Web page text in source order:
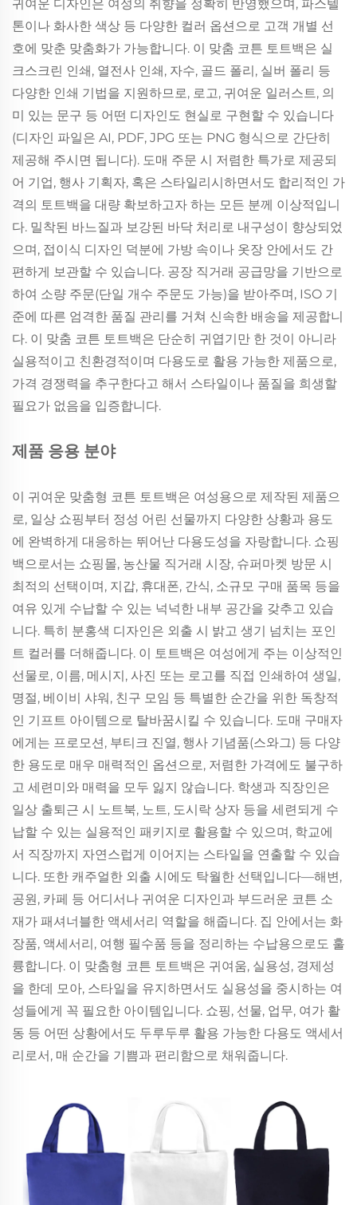
귀여운 디자인은 여성의 취향을 정확히 반영했으며, 파스텔
톤이나 화사한 색상 등 다양한 컬러 옵션으로 고객 개별 선
호에 맞춘 맞춤화가 가능합니다. 이 맞춤 코튼 토트백은 실
크스크린 인쇄, 열전사 인쇄, 자수, 골드 폴리, 실버 폴리 등
다양한 인쇄 기법을 지원하므로, 로고, 귀여운 일러스트, 의
미 있는 문구 등 어떤 디자인도 현실로 구현할 수 있습니다
(디자인 파일은 AI, PDF, JPG 또는 PNG 형식으로 간단히
제공해 주시면 됩니다). 도매 주문 시 저렴한 특가로 제공되
어 기업, 행사 기획자, 혹은 스타일리시하면서도 합리적인 가
격의 토트백을 대량 확보하고자 하는 모든 분께 이상적입니
다. 밀착된 바느질과 보강된 바닥 처리로 내구성이 향상되었
으며, 접이식 디자인 덕분에 가방 속이나 옷장 안에서도 간
편하게 보관할 수 있습니다. 공장 직거래 공급망을 기반으로
하여 소량 주문(단일 개수 주문도 가능)을 받아주며, ISO 기
준에 따른 엄격한 품질 관리를 거쳐 신속한 배송을 제공합니
다. 이 맞춤 코튼 토트백은 단순히 귀엽기만 한 것이 아니라
실용적이고 친환경적이며 다용도로 활용 가능한 제품으로,
가격 경쟁력을 추구한다고 해서 스타일이나 품질을 희생할
필요가 없음을 입증합니다.
제품 응용 분야
이 귀여운 맞춤형 코튼 토트백은 여성용으로 제작된 제품으
로, 일상 쇼핑부터 정성 어린 선물까지 다양한 상황과 용도
에 완벽하게 대응하는 뛰어난 다용도성을 자랑합니다. 쇼핑
백으로서는 쇼핑몰, 농산물 직거래 시장, 슈퍼마켓 방문 시
최적의 선택이며, 지갑, 휴대폰, 간식, 소규모 구매 품목 등을
여유 있게 수납할 수 있는 넉넉한 내부 공간을 갖추고 있습
니다. 특히 분홍색 디자인은 외출 시 밝고 생기 넘치는 포인
트 컬러를 더해줍니다. 이 토트백은 여성에게 주는 이상적인
선물로, 이름, 메시지, 사진 또는 로고를 직접 인쇄하여 생일,
명절, 베이비 샤워, 친구 모임 등 특별한 순간을 위한 독창적
인 기프트 아이템으로 탈바꿈시킬 수 있습니다. 도매 구매자
에게는 프로모션, 부티크 진열, 행사 기념품(스와그) 등 다양
한 용도로 매우 매력적인 옵션으로, 저렴한 가격에도 불구하
고 세련미와 매력을 모두 잃지 않습니다. 학생과 직장인은
일상 출퇴근 시 노트북, 노트, 도시락 상자 등을 세련되게 수
납할 수 있는 실용적인 패키지로 활용할 수 있으며, 학교에
서 직장까지 자연스럽게 이어지는 스타일을 연출할 수 있습
니다. 또한 캐주얼한 외출 시에도 탁월한 선택입니다—해변,
공원, 카페 등 어디서나 귀여운 디자인과 부드러운 코튼 소
재가 패셔너블한 액세서리 역할을 해줍니다. 집 안에서는 화
장품, 액세서리, 여행 필수품 등을 정리하는 수납용으로도 훌
륭합니다. 이 맞춤형 코튼 토트백은 귀여움, 실용성, 경제성
을 한데 모아, 스타일을 유지하면서도 실용성을 중시하는 여
성들에게 꼭 필요한 아이템입니다. 쇼핑, 선물, 업무, 여가 활
동 등 어떤 상황에서도 두루두루 활용 가능한 다용도 액세서
리로서, 매 순간을 기쁨과 편리함으로 채워줍니다.